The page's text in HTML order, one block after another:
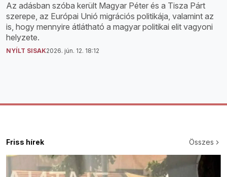
Az adásban szóba került Magyar Péter és a Tisza Párt
szerepe, az Európai Unió migrációs politikája, valamint az
is, hogy mennyire átlátható a magyar politikai elit vagyoni
helyzete.
NYÍLT SISAK2026. jún. 12. 18:12
Friss hírek Összes